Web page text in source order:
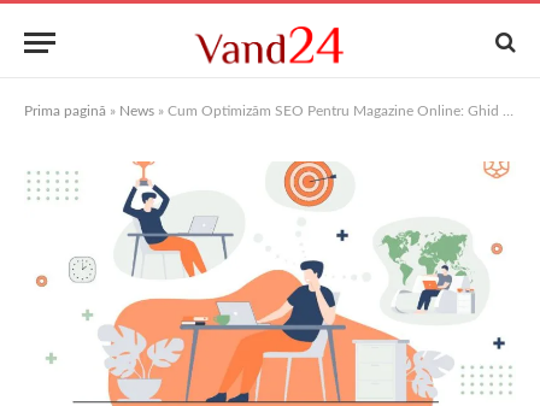
Prima pagină » News » Cum Optimizăm SEO Pentru Magazine Online: Ghid Complet AllmaDesign